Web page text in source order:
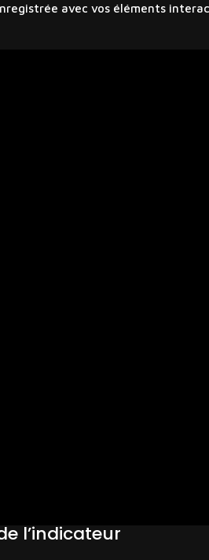
avec vos éléments
l’indicateur